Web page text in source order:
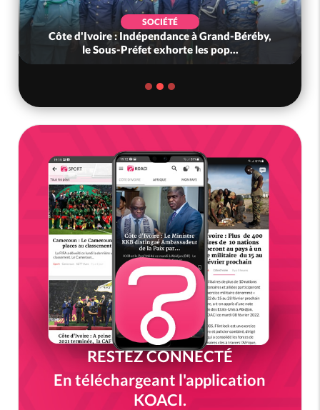
SOCIÉTÉ
Côte d'Ivoire : Indépendance à Grand-Béréby,
le Sous-Préfet exhorte les pop...
RESTEZ CONNECTÉ
En téléchargeant l'application
KOACI.